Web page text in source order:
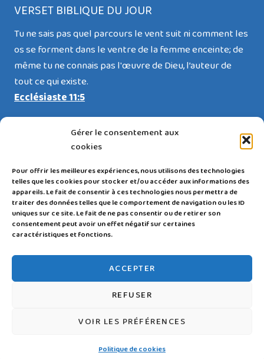
Gérer le consentement aux
cookies
Pour offrir les meilleures expériences, nous utilisons des technologies
telles que les cookies pour stocker et/ou accéder aux informations des
appareils. Le fait de consentir à ces technologies nous permettra de
traiter des données telles que le comportement de navigation ou les ID
uniques sur ce site. Le fait de ne pas consentir ou de retirer son
consentement peut avoir un effet négatif sur certaines
caractéristiques et fonctions.
ACCEPTER
REFUSER
VOIR LES PRÉFÉRENCES
Politique de cookies
VERSET BIBLIQUE DU JOUR
Tu ne sais pas quel parcours le vent suit ni comment les
os se forment dans le ventre de la femme enceinte; de
même tu ne connais pas l'œuvre de Dieu, l’auteur de
tout ce qui existe.
Ecclésiaste 11:5
RESTEZ CONNECTÉ(E)
Politique de confidentialité|Mentions légales et
Politique de cookies |
l’Evangile. Tous droits réservés.